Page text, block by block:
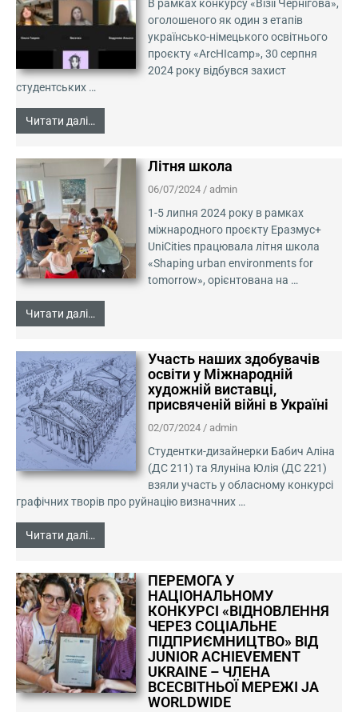
В рамках конкурсу «Візії Чернігова»,
оголошеного як один з етапів
українсько-німецького освітнього
проєкту «ArcHIcamp», 30 серпня
2024 року відбувся захист
студентських …
Читати далі…
Літня школа
06/07/2024 / admin
1-5 липня 2024 року в рамках
міжнародного проєкту Еразмус+
UniCities працювала літня школа
«Shaping urban environments for
tomorrow», орієнтована на …
Читати далі…
Участь наших здобувачів
освіти у Міжнародній
художній виставці,
присвяченій війні в Україні
02/07/2024 / admin
Студентки-дизайнерки Бабич Аліна
(ДС 211) та Ялуніна Юлія (ДС 221)
взяли участь у обласному конкурсі
графічних творів про руйнацію визначних …
Читати далі…
ПЕРЕМОГА У
НАЦІОНАЛЬНОМУ
КОНКУРСІ «ВІДНОВЛЕННЯ
ЧЕРЕЗ СОЦІАЛЬНЕ
ПІДПРИЄМНИЦТВО» ВІД
JUNIOR ACHIEVEMENT
UKRAINE – ЧЛЕНА
ВСЕСВІТНЬОЇ МЕРЕЖІ JA
WORLDWIDE